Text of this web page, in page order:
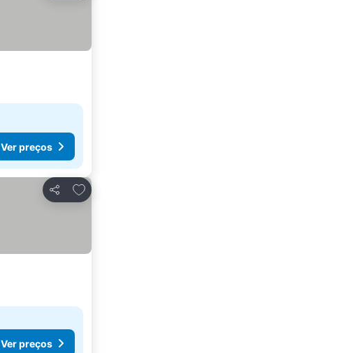
Ver preços
Partilhar
Adicionar aos favoritos
Ver preços